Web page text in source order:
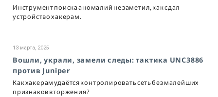
Инструмент поиска аномалий не заметил, как сдал
устройство хакерам.
13 марта, 2025
Вошли, украли, замели следы: тактика UNC3886
против Juniper
Как хакерам удаётся контролировать сеть без малейших
признаков вторжения?